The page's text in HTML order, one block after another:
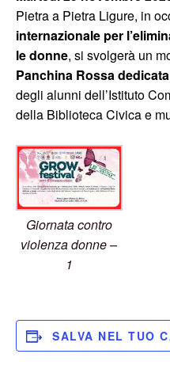
Pietra a Pietra Ligure, in
internazionale per
le donne, si svolgerà un
Panchina Rossa
degli alunni dell’Istituto
della Biblioteca Civica e
Giornata contro
violenza donne –
1
SALVA NEL TUO